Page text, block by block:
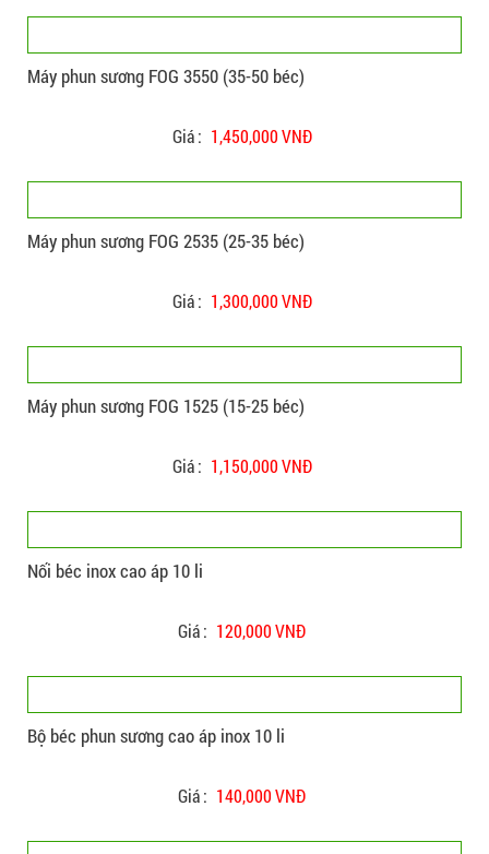
Máy phun sương FOG 3550 (35-50 béc)
Giá : 1,450,000 VNĐ
Máy phun sương FOG 2535 (25-35 béc)
Giá : 1,300,000 VNĐ
Máy phun sương FOG 1525 (15-25 béc)
Giá : 1,150,000 VNĐ
Nối béc inox cao áp 10 li
Giá : 120,000 VNĐ
Bộ béc phun sương cao áp inox 10 li
Giá : 140,000 VNĐ